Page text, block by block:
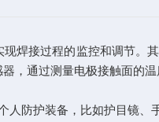
焊接过程的监控和调节。
，通过测量电极接触面的温
防护装备，比如护目镜、